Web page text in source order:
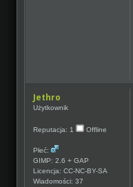
Jethro
Użytkownik
Reputacja: 1 Offline
Płeć:
GIMP: 2.6 + GAP
Licencja: CC-NC-BY-SA
Wiadomości: 37